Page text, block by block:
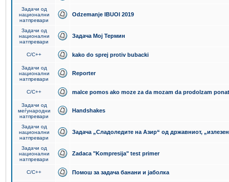
Задачи од
национални
натпревари
Odzemanje IBUOI 2019
Задачи од
национални
натпревари
Задача Мој Термин
C/C++ kako do sprej protiv bubacki
Задачи од
национални
натпревари
Reporter
C/C++ malce pomos ako moze za da mozam da prodolzam
Задачи од
меѓународни
натпревари
Handshakes
Задачи од
национални
натпревари
Задача „Сладоледите на Азир“ од државниот,
Задачи од
национални
натпревари
Zadaca "Kompresija" test primer
C/C++ Помош за задача банани и јаболка